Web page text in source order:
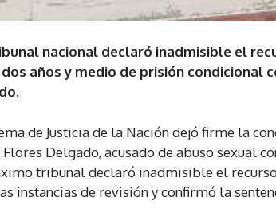
nacional declaró inadmisible el
años y medio de prisión condicional
de Justicia de la Nación dejó firme la
Delgado, acusado de abuso sexual
tribunal declaró inadmisible el
instancias de revisión y confirmó la